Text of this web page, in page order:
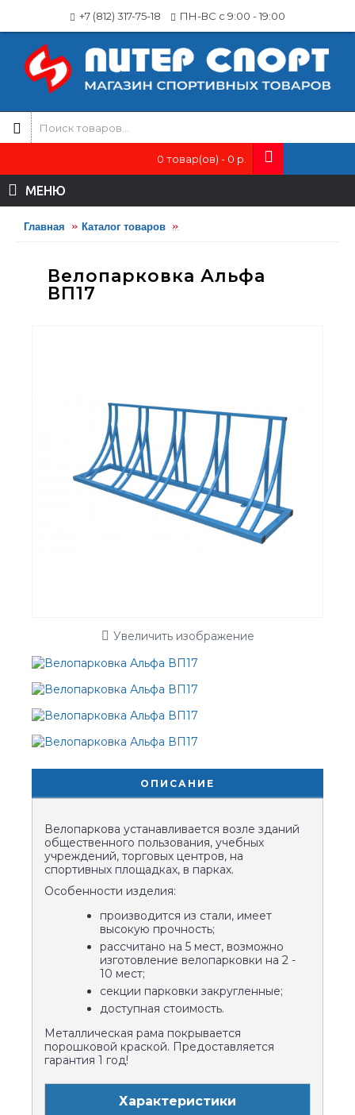
+7 (812) 317-75-18 ПН-ВС с 9:00 - 19:00
0 товар(ов) - 0 р.
МЕНЮ
Главная Каталог товаров
Велопарковка Альфа
ВП17
Увеличить изображение
ОПИСАНИЕ
Велопаркова устанавливается возле зданий
общественного пользования, учебных
учреждений, торговых центров, на
спортивных площадках, в парках.
Особенности изделия:
производится из стали, имеет
высокую прочность;
рассчитано на 5 мест, возможно
изготовление велопарковки на 2 -
10 мест;
секции парковки закругленные;
доступная стоимость.
Металлическая рама покрывается
порошковой краской. Предоставляется
гарантия 1 год!
Характеристики